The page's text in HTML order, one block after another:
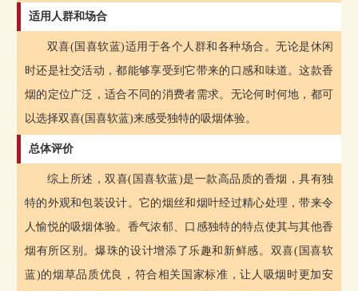
适用人群和场合
双喜(国喜软蓝)适用于各个人群和各种场合。无论是休闲
时还是社交活动，都能够享受到它带来的口感和味道。这款香
烟的定位广泛，适合不同的消费者需求。无论何时何地，都可
以选择双喜(国喜软蓝)来感受独特的吸烟体验。
总体评价
综上所述，双喜(国喜软蓝)是一款高品质的香烟，具有独
特的外观和包装设计。它的烟丝和烟叶经过精心处理，带来令
人愉悦的吸烟体验。香气浓郁、口感独特的特点使其与其他香
烟有所区别。爆珠的设计增添了乐趣和新鲜感。双喜(国喜软
蓝)的烟草品质优良，符合相关国家标准，让人吸烟时更加安